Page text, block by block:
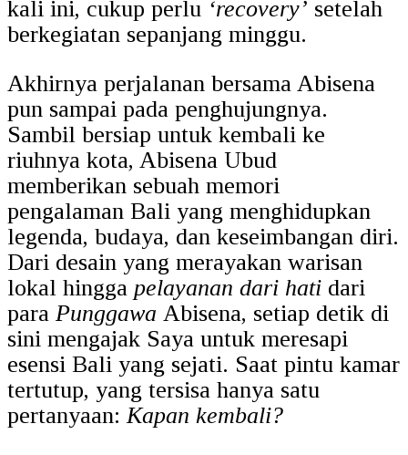
kali ini, cukup perlu ‘recovery’ setelah
berkegiatan sepanjang minggu.
Akhirnya perjalanan bersama Abisena
pun sampai pada penghujungnya.
Sambil bersiap untuk kembali ke
riuhnya kota, Abisena Ubud
memberikan sebuah memori
pengalaman Bali yang menghidupkan
legenda, budaya, dan keseimbangan diri.
Dari desain yang merayakan warisan
lokal hingga pelayanan dari hati dari
para Punggawa Abisena, setiap detik di
sini mengajak Saya untuk meresapi
esensi Bali yang sejati. Saat pintu kamar
tertutup, yang tersisa hanya satu
pertanyaan: Kapan kembali?